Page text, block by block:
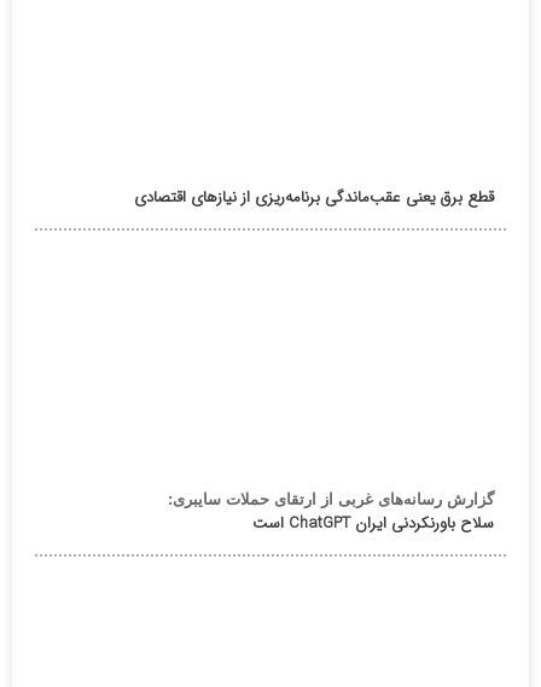
قطع برق یعنی عقب‌ماندگی برنامه‌ریزی از نیازهای اقتصادی
گزارش رسانه‌های غربی از ارتقای حملات سایبری:
سلاح باورنکردنی ایران ChatGPT است